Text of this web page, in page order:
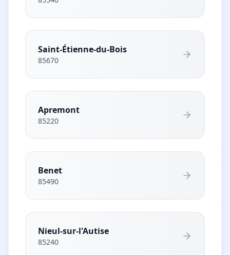
Saint-Étienne-du-Bois
85670
Apremont
85220
Benet
85490
Nieul-sur-l'Autise
85240